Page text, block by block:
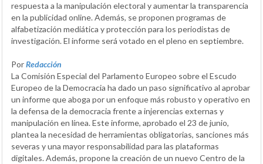
respuesta a la manipulación electoral y aumentar la transparencia
en la publicidad online. Además, se proponen programas de
alfabetización mediática y protección para los periodistas de
investigación. El informe será votado en el pleno en septiembre.
PorRedacción
La Comisión Especial del Parlamento Europeo sobre el Escudo
Europeo de la Democracia ha dado un paso significativo al aprobar
un informe que aboga por un enfoque más robusto y operativo en
la defensa de la democracia frente a injerencias externas y
manipulación en línea. Este informe, aprobado el 23 de junio,
plantea la necesidad de herramientas obligatorias, sanciones más
severas y una mayor responsabilidad para las plataformas
digitales. Además, propone la creación de un nuevo Centro de la